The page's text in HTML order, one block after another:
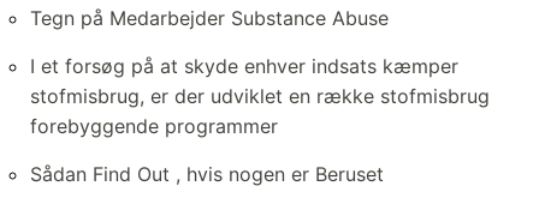
Tegn på Medarbejder Substance Abuse
I et forsøg på at skyde enhver indsats kæmper
stofmisbrug, er der udviklet en række stofmisbrug
forebyggende programmer
Sådan Find Out , hvis nogen er Beruset